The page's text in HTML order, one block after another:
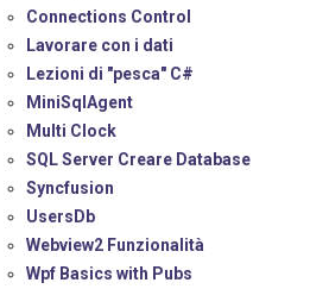
Connections Control
Lavorare con i dati
Lezioni di "pesca" C#
MiniSqlAgent
Multi Clock
SQL Server Creare Database
Syncfusion
UsersDb
Webview2 Funzionalità
Wpf Basics with Pubs